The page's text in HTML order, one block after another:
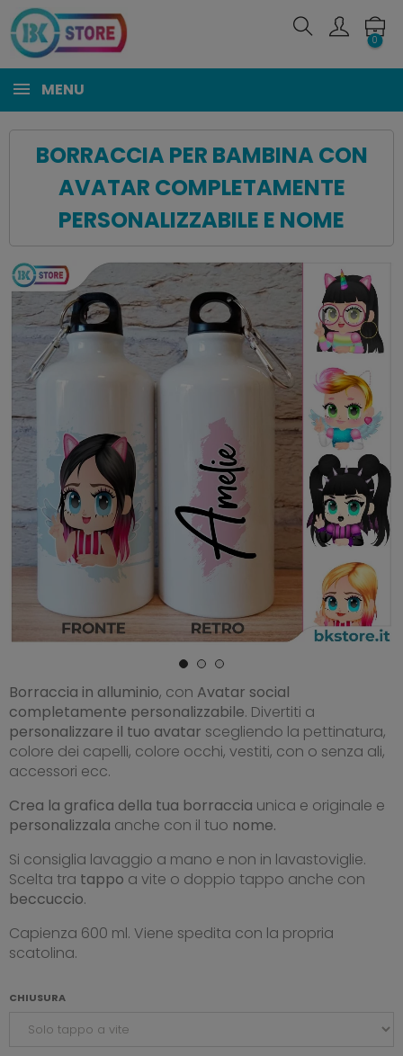
0
MENU
BORRACCIA PER BAMBINA CON
AVATAR COMPLETAMENTE
PERSONALIZZABILE E NOME
Borraccia in alluminio, con Avatar social
completamente personalizzabile. Divertiti a
personalizzare il tuo avatar scegliendo la pettinatura,
colore dei capelli, colore occhi, vestiti, con o senza ali,
accessori ecc.
Crea la grafica della tua borraccia unica e originale e
personalizzala anche con il tuo nome.
Si consiglia lavaggio a mano e non in lavastoviglie.
Scelta tra tappo a vite o doppio tappo anche con
beccuccio.
Capienza 600 ml. Viene spedita con la propria
scatolina.
CHIUSURA